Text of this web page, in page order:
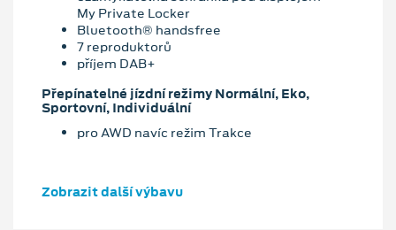
My Private Locker
Bluetooth® handsfree
7 reproduktorů
příjem DAB+
Přepínatelné jízdní režimy Normální, Eko,
Sportovní, Individuální
pro AWD navíc režim Trakce
Zobrazit další výbavu